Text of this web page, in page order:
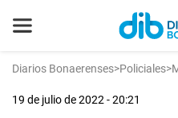
Diarios Bonaerenses>Policiales>
19 de julio de 2022 - 20:21